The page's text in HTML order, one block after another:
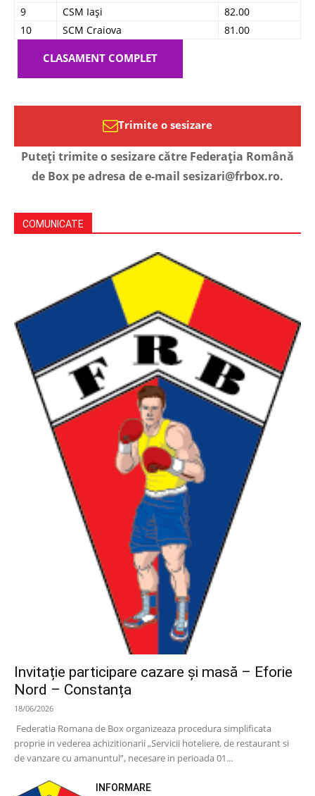
9 CSM Iași
82.00
10
SCM Craiova 81.00
CLASAMENT COMPLET
Trimite o sesizare
Puteți trimite o sesizare către Federația Română
de Box pe adresa de e-mail sesizari@frbox.ro.
COMUNICATE
Invitație participare cazare și masă – Eforie
Nord – Constanța
18/06/2026
Federatia Romana de Box organizeaza procedura simplificata
proprie in vederea achizitionarii „Servicii hoteliere, de restaurant si
de vanzare cu amanuntul”, necesare in perioada 01...
INFORMARE